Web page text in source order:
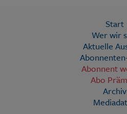
Start
Wer wir
Aktuelle
Abonnent
Abo
Archiv